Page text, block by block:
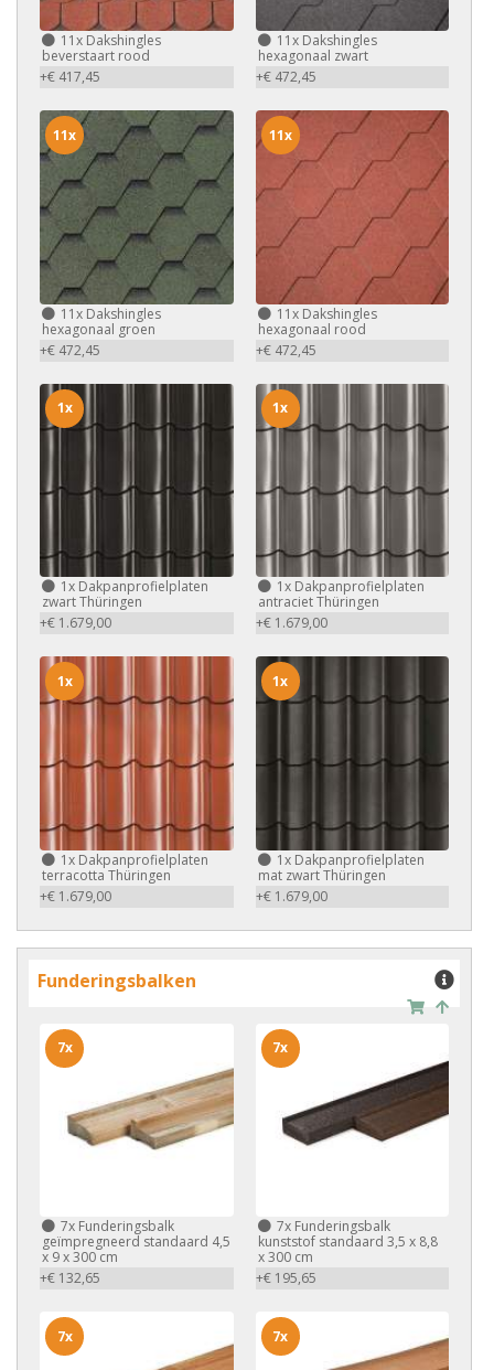
11x Dakshingles
beverstaart rood
+€ 417,45
11xDakshingles
hexagonaal zwart
+€ 472,45
11x Dakshingles
hexagonaal groen
+€ 472,45
11x
11xDakshingles
hexagonaal rood
+€ 472,45
11x
1x Dakpanprofielplaten
zwart Thüringen
+€ 1.679,00
1x
1xDakpanprofielplaten
antraciet Thüringen
+€ 1.679,00
1x
1x Dakpanprofielplaten
terracotta Thüringen
+€ 1.679,00
1x
1xDakpanprofielplaten
mat zwart Thüringen
+€ 1.679,00
1x
Funderingsbalken
7x Funderingsbalk
geïmpregneerd standaard 4,5
x 9 x 300 cm
+€ 132,65
7x
7xFunderingsbalk
kunststof standaard 3,5 x 8,8
x 300 cm
+€ 195,65
7x
7x 7x